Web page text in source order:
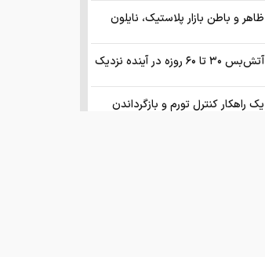
ظاهر و باطن بازار پلاستیک، نایلون
آتش‌بس ۳۰ تا ۶۰ روزه در آینده نزدیک
یک راهکار کنترل تورم و بازگرداندن